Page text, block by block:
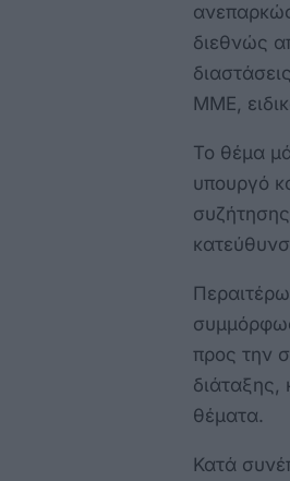
διεθνώς
ΜΜΕ,
Το θέμα
υπουργό
προς την
διάταξης,
θέματα.
Κατά